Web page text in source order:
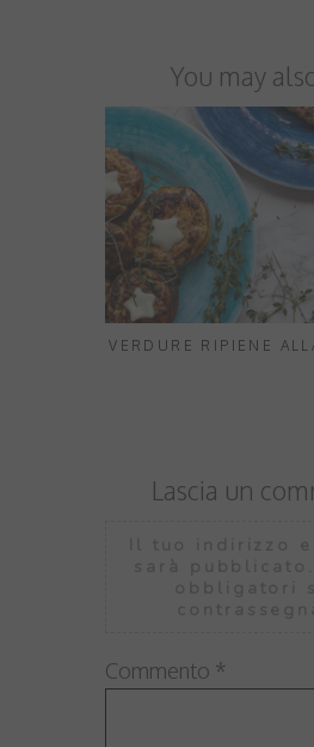
You may
VERDURE RIPIENE
Lascia un
Commento *